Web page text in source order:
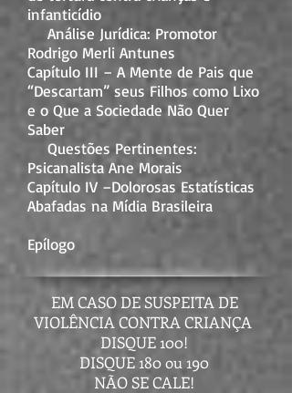
infanticídio
Análise Jurídica: Promotor
Rodrigo Merli Antunes
Capítulo III – A Mente de Pais que
“Descartam” seus Filhos como Lixo
e o Que a Sociedade Não Quer
Saber
Questões Pertinentes:
Psicanalista Ane Morais
Capítulo IV –Dolorosas Estatísticas
Abafadas na Mídia Brasileira
Epílogo
EM CASO DE SUSPEITA DE
VIOLÊNCIA CONTRA CRIANÇA
DISQUE 100!
DISQUE 180 ou 190
NÃO SE CALE!